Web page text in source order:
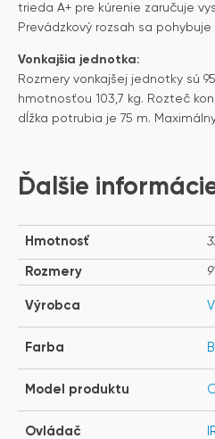
trieda A+ pre kúrenie zaručuje
Prevádzkový rozsah sa
Vonkajšia jednotka:
Rozmery vonkajšej jednotky sú
hmotnosťou 103,7 kg. Rozteč
dĺžka potrubia je 75 m.
Ďalšie
Hmotnosť
Rozmery
Výrobca
Farba
Model produktu
Ovládač